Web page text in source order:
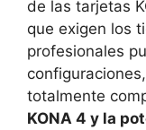
de las tarjetas
que exigen los
profesionales
totalmente
KONA 4 y la